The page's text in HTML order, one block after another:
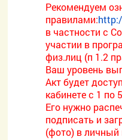
Рекомендуем
правилами:
в частности с
участии в
физ.лиц (п 1.2
Ваш уровень
Акт будет
кабинете с 1 по
Его нужно
подписать и
(фото) в личный